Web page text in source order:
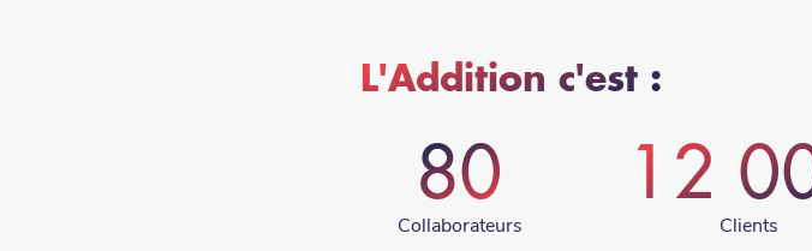
L'Addition c'est :
80
Collaborateurs
12
Clients